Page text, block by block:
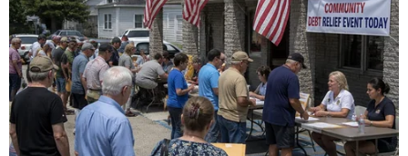
Trao giải Doanh nhân trẻ xuất sắc Thành
phố Hồ Chí Minh năm 2016
08/10/2016 00:16
10 gương doanh nhân trẻ xuất sắc và 10 gương doanh